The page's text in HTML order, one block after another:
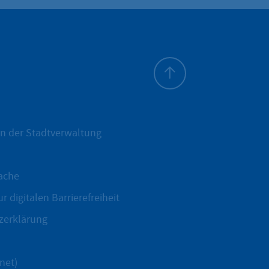
der Stadtverwaltung
digitalen Barrierefreiheit